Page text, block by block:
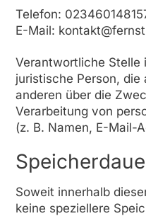
Telefon:
E-Mail:
Verantwortliche Stelle
juristische Person, die
anderen über die
Verarbeitung von
(z. B. Namen, E-Mail-
Soweit innerhalb
keine speziellere